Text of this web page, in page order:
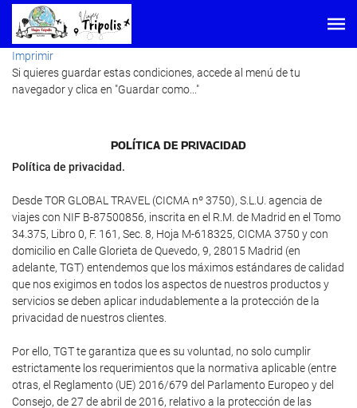
Imprimir
Si quieres guardar estas condiciones, accede al menú de tu
navegador y clica en "Guardar como..."
POLÍTICA DE PRIVACIDAD
Política de privacidad.
Desde TOR GLOBAL TRAVEL (CICMA nº 3750), S.L.U. agencia de
viajes con NIF B-87500856, inscrita en el R.M. de Madrid en el Tomo
34.375, Libro 0, F. 161, Sec. 8, Hoja M-618325, CICMA 3750 y con
domicilio en Calle Glorieta de Quevedo, 9, 28015 Madrid (en
adelante, TGT) entendemos que los máximos estándares de calidad
que nos exigimos en todos los aspectos de nuestros productos y
servicios se deben aplicar indudablemente a la protección de la
privacidad de nuestros clientes.
Por ello, TGT te garantiza que es su voluntad, no solo cumplir
estrictamente los requerimientos que la normativa aplicable (entre
otras, el Reglamento (UE) 2016/679 del Parlamento Europeo y del
Consejo, de 27 de abril de 2016, relativo a la protección de las